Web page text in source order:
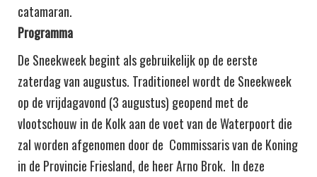
catamaran.
Programma
De Sneekweek begint als gebruikelijk op de eerste
zaterdag van augustus. Traditioneel wordt de Sneekweek
op de vrijdagavond (3 augustus) geopend met de
vlootschouw in de Kolk aan de voet van de Waterpoort die
zal worden afgenomen door de Commissaris van de Koning
in de Provincie Friesland, de heer Arno Brok. In deze